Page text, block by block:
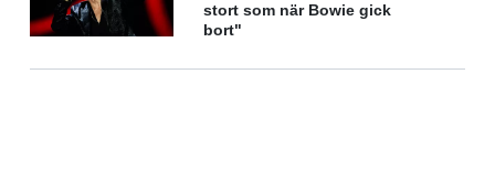
stort som när Bowie gick
bort"